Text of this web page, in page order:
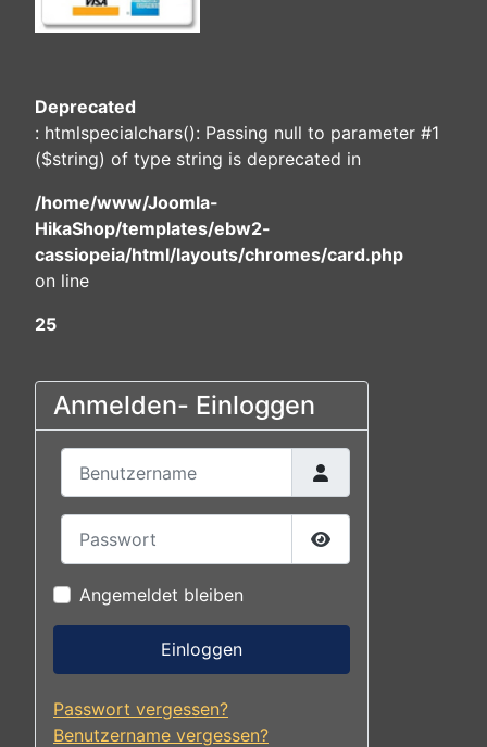
Deprecated
: htmlspecialchars(): Passing null to parameter #1
($string) of type string is deprecated in
/home/www/Joomla-
HikaShop/templates/ebw2-
cassiopeia/html/layouts/chromes/card.php
on line
25
Anmelden- Einloggen
Passwort anzeigen
Angemeldet bleiben
Einloggen
Passwort vergessen?
Benutzername vergessen?